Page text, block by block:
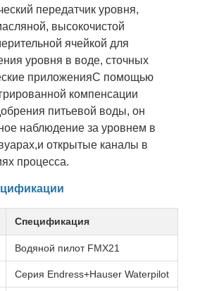
передатчик уровня,
высокочистой
ячейкой для
уровня в воде, сточных
приложенияС помощью
компенсации
питьевой воды, он
наблюдение за уровнем в
открытые каналы в
процесса.
Спецификация
Водяной пилот FMX21
Серия Endress+Hauser Waterpilot